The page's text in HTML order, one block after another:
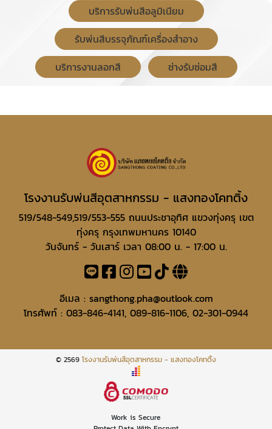
บริการรับพ่นสีอลูมิเนียม
รับพ่นสีบรรจุภัณฑ์เครื่องสําอาง
บริการงานลอกสี
ช่างรับซ่อมสี
โรงงานรับพ่นสีอุตสาหกรรม - แสงทองโคทติ้ง
519/548-549,519/553-555 ถนนประชาอุทิศ แขวงทุ่งครุ เขต
ทุ่งครุ กรุงเทพมหานคร 10140
วันจันทร์ - วันเสาร์ เวลา 08:00 น. - 17:00 น.
อีเมล : sangthong.pha@outlook.com
โทรศัพท์ : 083-846-4141, 089-816-1106, 02-301-0944
© 2569 โรงงานรับพ่นสีอุตสาหกรรม - แสงทองโคทติ้ง
Work is Secure